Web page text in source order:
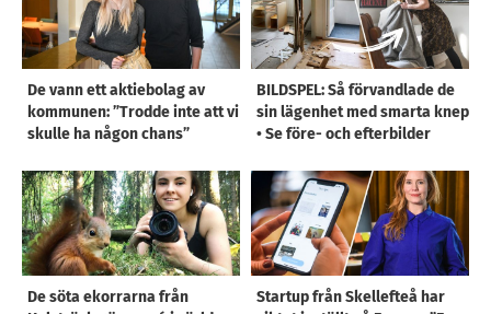
De vann ett aktiebolag av
kommunen: ”Trodde inte att vi
skulle ha någon chans”
BILDSPEL: Så förvandlade de
sin lägenhet med smarta knep
• Se före- och efterbilder
De söta ekorrarna från
Startup från Skellefteå har